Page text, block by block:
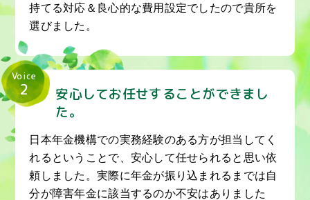
持てる対応＆良心的な費用設定でしたので貴所を
選びました。
Voice
2
安心してお任せすることができまし
た。
日本年金機構での実務経験のある方が担当してく
れるということで、安心して任せられると思い依
頼しました。実際に年金が振り込まれるまでは自
分が障害年金に該当するのか不安はありました